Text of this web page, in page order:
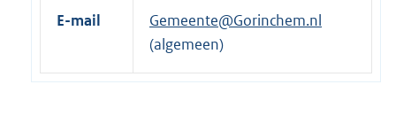
e
r
e
E-mail
Gemeente@Gorinchem.nl
(algemeen)